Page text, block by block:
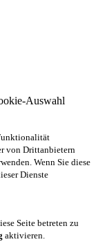
Auswahl
von Drittanbietern
Wenn Sie diese
Dienste
Seite betreten zu
aktivieren.